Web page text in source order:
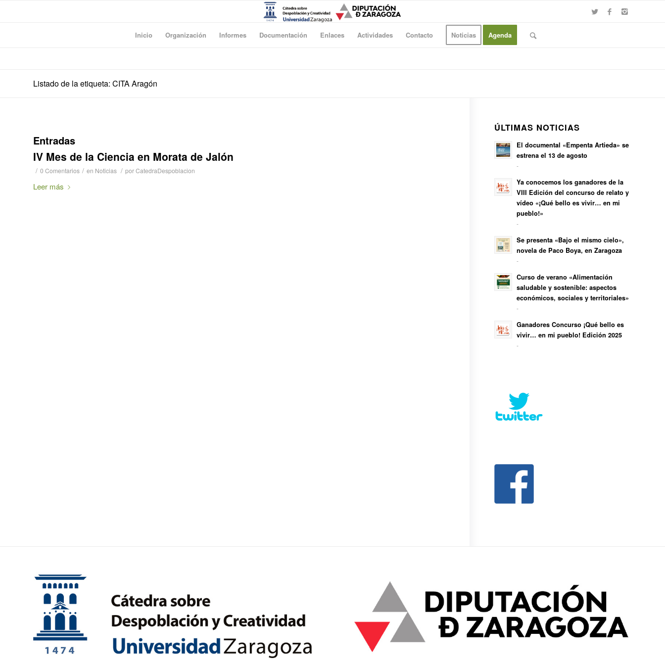
Inicio Organización Informes Documentación Enlaces Actividades Contacto Noticias Agenda
Listado de la etiqueta: CITA Aragón
Entradas
IV Mes de la Ciencia en Morata de Jalón
/ 0 Comentarios / en Noticias / porCatedraDespoblacion
Leer más
ÚLTIMAS NOTICIAS
El documental «Empenta Artieda» se
estrena el 13 de agosto
-
Ya conocemos los ganadores de la
VIII Edición del concurso de relato y
vídeo «¡Qué bello es vivir… en mi
pueblo!»
-
Se presenta «Bajo el mismo cielo»,
novela de Paco Boya, en Zaragoza
-
Curso de verano «Alimentación
saludable y sostenible: aspectos
económicos, sociales y territoriales»
-
Ganadores Concurso ¡Qué bello es
vivir… en mi pueblo! Edición 2025
-